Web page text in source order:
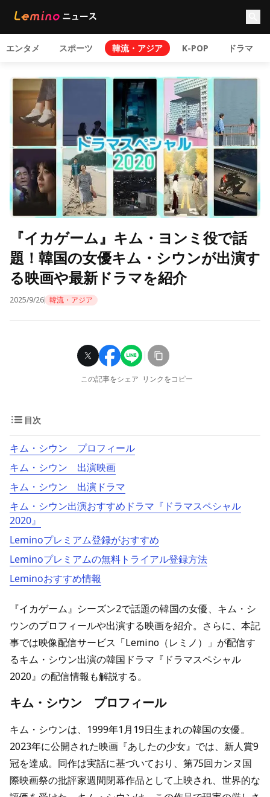
エンタメ スポーツ 韓流・アジア K-POP ドラマ
『イカゲーム』キム・ヨンミ役で話
題！韓国の女優キム・シウンが出演す
る映画や最新ドラマを紹介
2025/9/26 韓流・アジア
この記事をシェア リンクをコピー
目次
キム・シウン プロフィール
キム・シウン 出演映画
キム・シウン 出演ドラマ
キム・シウン出演おすすめドラマ『ドラマスペシャル
2020』
Leminoプレミアム登録がおすすめ
Leminoプレミアムの無料トライアル登録方法
Leminoおすすめ情報
『イカゲーム』シーズン2で話題の韓国の女優、キム・シ
ウンのプロフィールや出演する映画を紹介。さらに、本記
事では映像配信サービス「Lemino（レミノ）」が配信す
るキム・シウン出演の韓国ドラマ『ドラマスペシャル
2020』の配信情報も解説する。
キム・シウン プロフィール
キム・シウンは、1999年1月19日生まれの韓国の女優。
2023年に公開された映画『あしたの少女』では、新人賞9
冠を達成。同作は実話に基づいており、第75回カンヌ国
際映画祭の批評家週間閉幕作品として上映され、世界的な